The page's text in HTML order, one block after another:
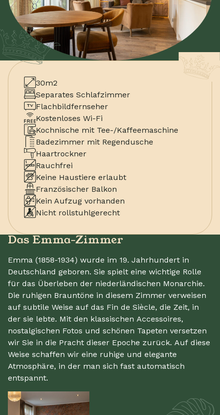
30m2
Separates Schlafzimmer
Flachbildfernseher
Kostenloses Wi-Fi
Kochnische mit Tee-/Kaffeemaschine
Badezimmer mit Regendusche
Haartrockner
Rauchfrei
Keine Haustiere erlaubt
Französischer Balkon
Kein Aufzug vorhanden
Nicht rollstuhlgerecht
Das Emma-Zimmer
Emma (1858-1934) wurde im 19. Jahrhundert in
Deutschland geboren. Sie spielt eine wichtige Rolle
für das Überleben der niederländischen Monarchie.
Die ruhigen Brauntöne in diesem Zimmer verweisen
auf subtile Weise auf das Fin de Siècle, die Zeit, in
der sie lebte. Mit den klassischen Accessoires,
nostalgischen Fotos und schönen Tapeten versetzen
wir Sie in die Pracht dieser Epoche zurück. Auf diese
Weise schaffen wir eine ruhige und elegante
Atmosphäre, in der man sich fast automatisch
entspannt.